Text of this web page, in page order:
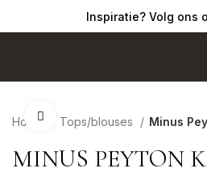
Inspiratie? Volg ons
Home Tops/blouses Minus
Click to enlarge
MINUS PEYTON